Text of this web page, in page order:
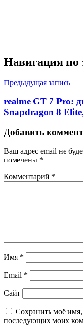
Навигация по
Предыдущая запись
realme GT 7 Pro:
Snapdragon 8
Добавить
Ваш адрес email не
помечены *
Комментарий *
Имя *
Email *
Сайт
Сохранить моё имя,
последующих моих